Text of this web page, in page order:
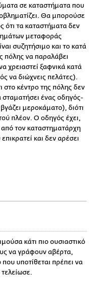
σε καταστήματα που
Θα μπορούσε
ότι τα καταστήματα δεν
μεταφοράς
συζητήσιμο και το κατά
πόλης να παραλάβει
χρειαστεί ξαφνικά κατά
να διώχνεις πελάτες).
στο κέντρο της πόλης δεν
σταματήσει ένας οδηγός-
μεροκάματο), διότι
πλέον. Ο οδηγός έχει,
τον καταστηματάρχη
και δεν αρέσει
κάτι πιο ουσιαστικό
να γράφουν αβέρτα,
που υποτίθεται πρέπει να